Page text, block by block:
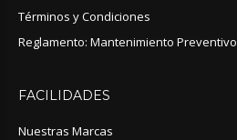
Términos y Condiciones
Reglamento: Mantenimiento Preventivo
FACILIDADES
Nuestras Marcas